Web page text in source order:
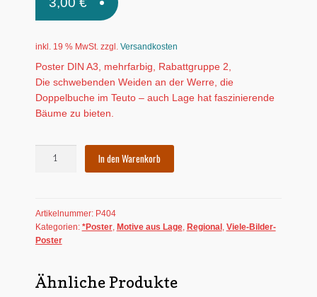
inkl. 19 % MwSt. zzgl. Versandkosten
Poster DIN A3, mehrfarbig, Rabattgruppe 2,
Die schwebenden Weiden an der Werre, die
Doppelbuche im Teuto – auch Lage hat faszinierende
Bäume zu bieten.
Menge
In den Warenkorb
Artikelnummer: P404
Kategorien: *Poster, Motive aus Lage, Regional, Viele-Bilder-
Poster
Ähnliche Produkte